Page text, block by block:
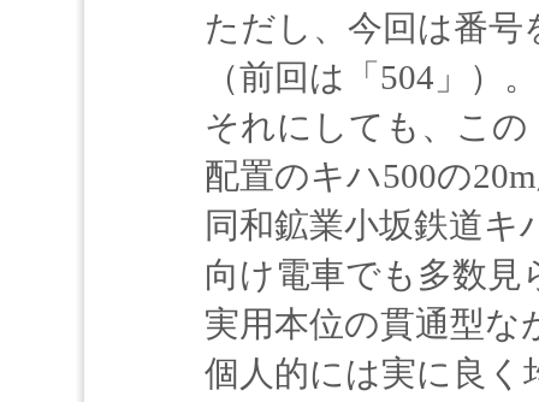
ただし、今回は番号
（前回は「504」）。
それにしても、こ
配置のキハ500の
同和鉱業小坂鉄道キ
向け電車でも多数見
実用本位の貫通型な
個人的には実に良